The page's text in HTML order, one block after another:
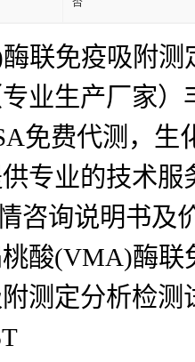
否
联免疫吸附测
业生产厂家
免费代测，生
专业的技术
咨询说明书及
酸(VMA)酶联
测定分析检测